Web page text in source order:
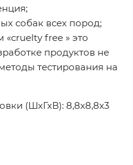
собак всех пород;
«cruelty free » это
продуктов не
тестирования на
(ШхГхВ): 8,8х8,8х3